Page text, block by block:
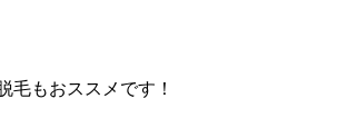
毛もおススメです！